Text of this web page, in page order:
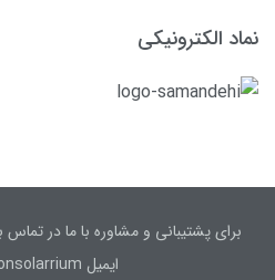
نماد الکترونیکی
برای پشتیبانی و مشاوره با ما در تماس باشد.
ایمیل inf0@lotionsolarrium